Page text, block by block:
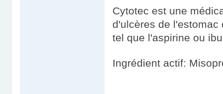
Cytotec est une
d'ulcères de l'estomac
tel que l'aspirine ou
Ingrédient actif: